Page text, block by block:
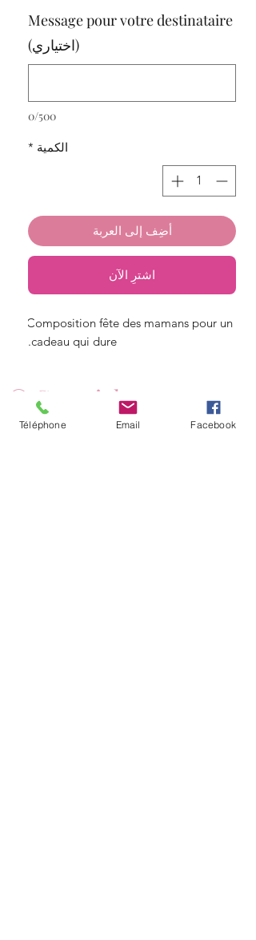
Message pour votre destinataire
(اختياري)
0/500
الكمية *
أضِف إلى العربة
اشترِ الآن
Composition fête des mamans pour un
cadeau qui dure.
© Copyright
Angelique fleurs
Téléphone Email Facebook